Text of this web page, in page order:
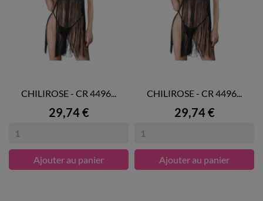
CHILIROSE - CR 4496...
Prix
29,74 €
Ajouter au panier
CHILIROSE - CR 4496...
Prix
29,74 €
Ajouter au panier